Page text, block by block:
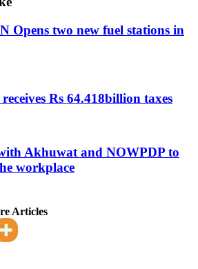
Opens two new fuel stations in
Rs 64.418billion taxes
Akhuwat and NOWPDP to
workplace
Articles